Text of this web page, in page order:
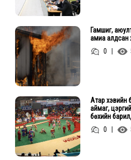
Гамшиг,
амиа алдсан
0
Атар хэвийн
аймаг,
бөхийн
0